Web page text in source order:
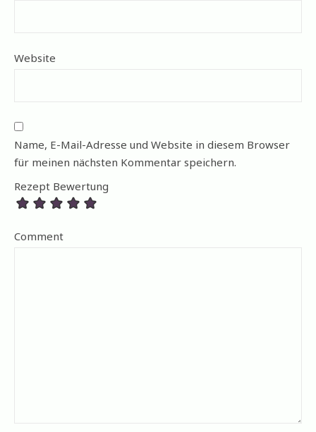
Website
Name, E-Mail-Adresse und Website in diesem Browser
für meinen nächsten Kommentar speichern.
Rezept Bewertung
Comment